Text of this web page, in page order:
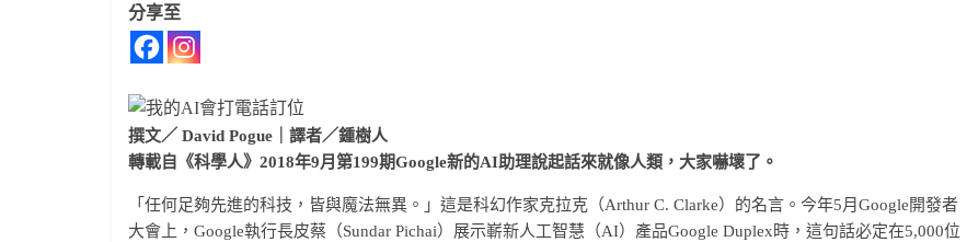
分享至
撰文／ David Pogue｜譯者／鍾樹人
轉載自《科學人》2018年9月第199期Google新的AI助理說起話來就像人類，大家嚇壞了。
「任何足夠先進的科技，皆與魔法無異。」這是科幻作家克拉克（Arthur C. Clarke）的名言。今年5月Google開發者
大會上，Google執行長皮蔡（Sundar Pichai）展示嶄新人工智慧（AI）產品Google Duplex時，這句話必定在5,000位